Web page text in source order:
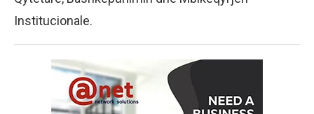
Institucionale.